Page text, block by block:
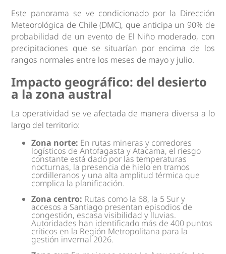
Este panorama se ve condicionado por la Dirección
Meteorológica de Chile (DMC), que anticipa un 90% de
probabilidad de un evento de El Niño moderado, con
precipitaciones que se situarían por encima de los
rangos normales entre los meses de mayo y julio.
Impacto geográfico: del desierto
a la zona austral
La operatividad se ve afectada de manera diversa a lo
largo del territorio:
Zona norte: En rutas mineras y corredores
logísticos de Antofagasta y Atacama, el riesgo
constante está dado por las temperaturas
nocturnas, la presencia de hielo en tramos
cordilleranos y una alta amplitud térmica que
complica la planificación.
Zona centro: Rutas como la 68, la 5 Sur y
accesos a Santiago presentan episodios de
congestión, escasa visibilidad y lluvias.
Autoridades han identificado más de 400 puntos
críticos en la Región Metropolitana para la
gestión invernal 2026.